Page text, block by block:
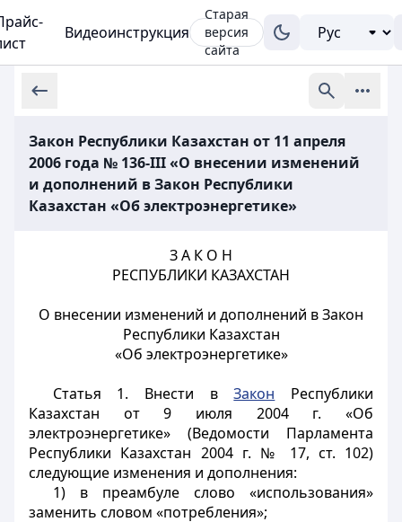
Видеоинструкция
Старая
версия
сайта
Закон Республики Казахстан от 11 апреля
2006 года № 136-III «О внесении изменений
и дополнений в Закон Республики
Казахстан «Об электроэнергетике»
З А К О Н
РЕСПУБЛИКИ КАЗАХСТАН
О внесении изменений и дополнений в Закон
Республики Казахстан
«Об электроэнергетике»
Статья 1. Внести вЗакон Республики
Казахстан от 9 июля 2004 г. «Об
электроэнергетике» (Ведомости Парламента
Республики Казахстан 2004 г. № 17, ст. 102)
следующие изменения и дополнения:
1) в преамбуле слово «использования»
заменить словом «потребления»;